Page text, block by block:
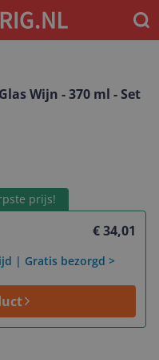
Wijn - 370 ml - Set
prijs!
€ 34,01
| Gratis bezorgd >